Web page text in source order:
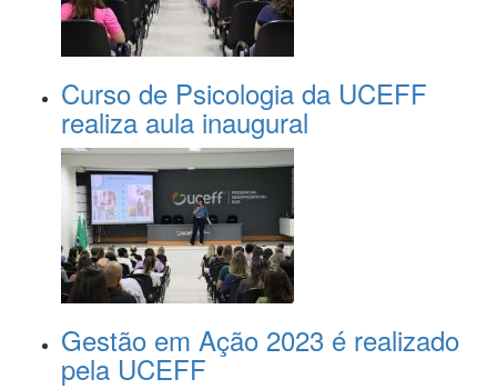
Curso de Psicologia da UCEFF
realiza aula inaugural
Gestão em Ação 2023 é realizado
pela UCEFF